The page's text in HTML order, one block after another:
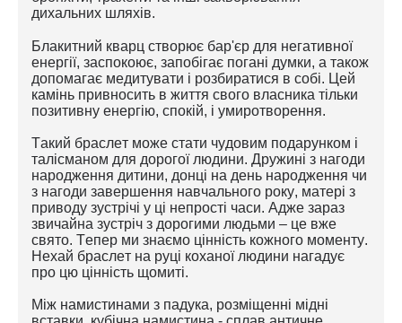
дихальних шляхів.
Блакитний кварц створює бар'єр для негативної
енергії, заспокоює, запобігає погані думки, а також
допомагає медитувати і розбиратися в собі. Цей
камінь привносить в життя свого власника тільки
позитивну енергію, спокій, і умиротворення.
Такий браслет може стати чудовим подарунком і
талісманом для дорогої людини. Дружині з нагоди
народження дитини, донці на день народження чи
з нагоди завершення навчального року, матері з
приводу зустрічі у ці непрості часи. Адже зараз
звичайна зустріч з дорогими людьми – це вже
свято. Тепер ми знаємо цінність кожного моменту.
Нехай браслет на руці коханої людини нагадує
про цю цінність щомиті.
Між намистинами з падука, розміщенні мідні